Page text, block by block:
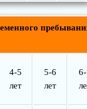
4-5
лет
5-6
лет